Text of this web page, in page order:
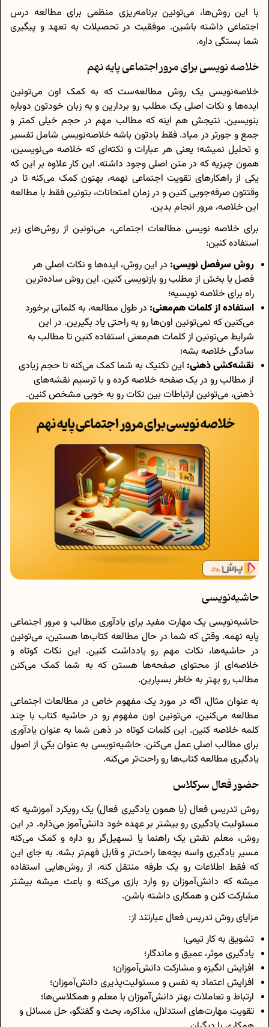
با این روش‌ها، می‌تونین برنامه‌ریزی منظمی برای مطالعه درس
اجتماعی داشته باشین. موفقیت در تحصیلات به تعهد و پیگیری
شما بستگی داره.
خلاصه نویسی برای مرور اجتماعی پایه نهم
خلاصه‌نویسی یک روش مطالعه‌ست که به کمک اون می‌تونین
ایده‌ها و نکات اصلی یک مطلب رو بردارین و به زبان خودتون دوباره
بنویسین. نتیجش هم اینه که مطالب مهم در حجم خیلی کمتر و
جمع‌ و جورتر در میاد. فقط یادتون باشه خلاصه‌نویسی شامل تفسیر
و تحلیل نمیشه؛ یعنی هر عبارات و نکته‌ای که خلاصه می‌نویسین،
همون چیزیه که در متن اصلی وجود داشته. این کار علاوه بر این که
یکی از راهکارهای تقویت اجتماعی نهمه، بهتون کمک می‌کنه تا در
وقتتون صرفه‌جویی کنین و در زمان امتحانات، بتونین فقط با مطالعه
این خلاصه، مرور انجام بدین.
برای خلاصه نویسی مطالعات اجتماعی، می‌تونین از روش‌های زیر
استفاده کنین:
روش سرفصل نویسی: در این روش، ایده‌ها و نکات اصلی هر
فصل یا بخش از مطلب رو بازنویسی کنین. این روش ساده‌ترین
راه برای خلاصه نویسیه؛
استفاده از کلمات هم‌معنی: در طول مطالعه، به کلماتی برخورد
می‌کنین که نمی‌تونین اون‌ها رو به راحتی یاد بگیرین. در این
شرایط می‌تونین از کلمات هم‌معنی استفاده کنین تا مطالب به
سادگی خلاصه بشه؛
نقشه‌کشی ذهنی: این تکنیک به شما کمک می‌کنه تا حجم زیادی
از مطالب رو در یک صفحه خلاصه کرده و با ترسیم نقشه‌های
ذهنی، می‌تونین ارتباطات بین نکات رو به خوبی مشخص کنین.
حاشیه‌نویسی
حاشیه‌نویسی یک مهارت مفید برای یادآوری مطالب و مرور اجتماعی
پایه نهمه. وقتی که شما در حال مطالعه کتاب‌ها هستین، می‌تونین
در حاشیه‌ها، نکات مهم رو یادداشت کنین. این نکات کوتاه و
خلاصه‌ای از محتوای صفحه‌ها هستن که به شما کمک می‌کنن
مطالب رو بهتر به خاطر بسپارین.
به عنوان مثال، اگه در مورد یک مفهوم خاص در مطالعات اجتماعی
مطالعه می‌کنین، می‌تونین اون مفهوم رو در حاشیه کتاب با چند
کلمه خلاصه کنین. این کلمات کوتاه در ذهن شما به عنوان یادآوری
برای مطالب اصلی عمل می‌کنن. حاشیه‌نویسی به عنوان یکی از اصول
یادگیری مطالعه‌ کتاب‌ها رو راحت‌تر می‌کنه.
حضور فعال سرکلاس
روش تدریس فعال (یا همون یادگیری فعال) یک رویکرد آموزشیه که
مسئولیت یادگیری رو بیشتر بر عهده خود دانش‌آموز می‌ذاره. در این
روش، معلم نقش یک راهنما یا تسهیل‌گر رو داره و کمک می‌کنه
مسیر یادگیری واسه بچه‌ها راحت‌تر و قابل فهم‌تر بشه. به‌ جای این
که فقط اطلاعات رو یک‌ طرفه منتقل کنه، از روش‌هایی استفاده
میشه که دانش‌آموزان رو وارد بازی می‌کنه و باعث میشه بیشتر
مشارکت کنن و همکاری داشته باشن.
مزایای روش تدریس فعال عبارتند از:
تشویق به کار تیمی؛
یادگیری موثر، عمیق و ماندگار؛
افزایش انگیزه و مشارکت دانش‌آموزان؛
افزایش اعتماد به نفس و مسئولیت‌پذیری دانش‌آموزان؛
ارتباط و تعاملات بهتر دانش‌آموزان با معلم و همکلاسی‌ها؛
تقویت مهارت‌های استدلال، مذاکره، بحث و گفتگو، حل مسائل و